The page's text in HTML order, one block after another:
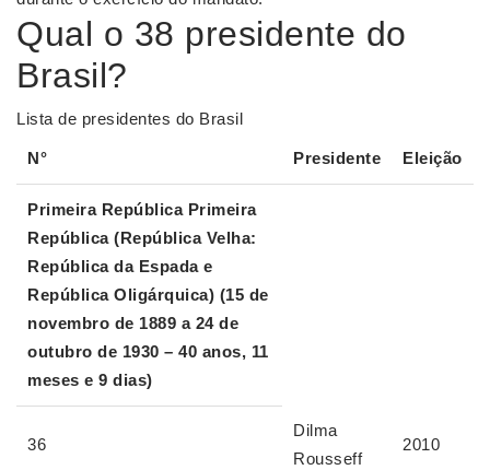
Qual o 38 presidente do
Brasil?
Lista de presidentes do Brasil
N° Presidente Eleição
Primeira República Primeira
República (República Velha:
República da Espada e
República Oligárquica) (15 de
novembro de 1889 a 24 de
outubro de 1930 – 40 anos, 11
meses e 9 dias)
36
Dilma
Rousseff
2010